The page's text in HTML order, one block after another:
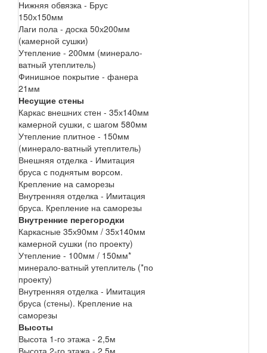
Нижняя обвязка - Брус
150х150мм
Лаги пола - доска 50х200мм
(камерной сушки)
Утепление - 200мм (минерало-
ватный утеплитель)
Финишное покрытие - фанера
21мм
Несущие стены
Каркас внешних стен - 35х140мм
камерной сушки, с шагом 580мм
Утепление плитное - 150мм
(минерало-ватный утеплитель)
Внешняя отделка - Имитация
бруса с поднятым ворсом.
Крепление на саморезы
Внутренняя отделка - Имитация
бруса. Крепление на саморезы
Внутренние перегородки
Каркасные 35х90мм / 35х140мм
камерной сушки (по проекту)
Утепление - 100мм / 150мм*
минерало-ватный утеплитель (*по
проекту)
Внутренняя отделка - Имитация
бруса (стены). Крепление на
саморезы
Высоты
Высота 1-го этажа - 2,5м
Высота 2-го этажа - 2,5м